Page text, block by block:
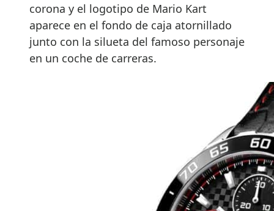
corona y el logotipo de Mario Kart
aparece en el fondo de caja atornillado
junto con la silueta del famoso personaje
en un coche de carreras.